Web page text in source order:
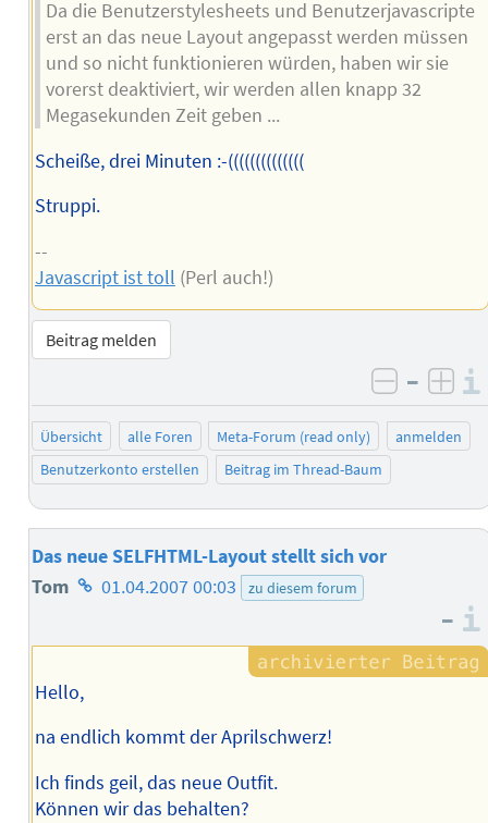
Da die Benutzerstylesheets und Benutzerjavascripte
erst an das neue Layout angepasst werden müssen
und so nicht funktionieren würden, haben wir sie
vorerst deaktiviert, wir werden allen knapp 32
Megasekunden Zeit geben ...
Scheiße, drei Minuten :-((((((((((((((
Struppi.
--
Javascript ist toll (Perl auch!)
Beitrag melden
negativ
–
Übersicht alle Foren Meta-Forum (read only)
anmelden
Benutzerkonto erstellen
Beitrag im Thread-Baum
Das neue SELFHTML-Layout stellt sich vor
Tom Homepage
Autors
01.04.2007 00:03 zu diesem forum
–
Hello,
na endlich kommt der Aprilschwerz!
Ich finds geil, das neue Outfit.
Können wir das behalten?